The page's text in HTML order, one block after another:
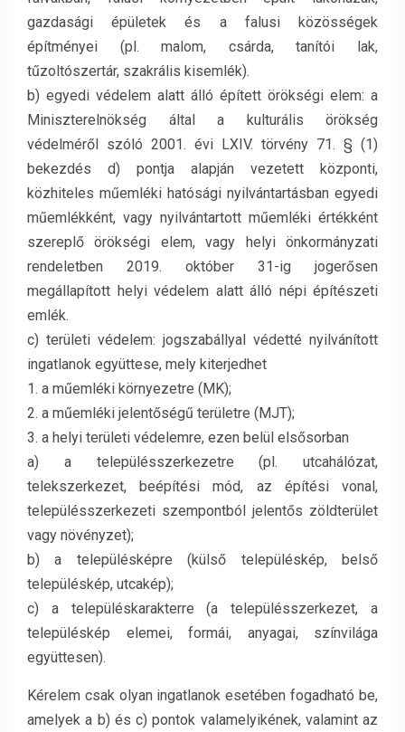
gazdasági épületek és a falusi közösségek
építményei (pl. malom, csárda, tanítói lak,
tűzoltószertár, szakrális kisemlék).
b) egyedi védelem alatt álló épített örökségi elem: a
Miniszterelnökség által a kulturális örökség
védelméről szóló 2001. évi LXIV. törvény 71. § (1)
bekezdés d) pontja alapján vezetett központi,
közhiteles műemléki hatósági nyilvántartásban egyedi
műemlékként, vagy nyilvántartott műemléki értékként
szereplő örökségi elem, vagy helyi önkormányzati
rendeletben 2019. október 31-ig jogerősen
megállapított helyi védelem alatt álló népi építészeti
emlék.
c) területi védelem: jogszabállyal védetté nyilvánított
ingatlanok együttese, mely kiterjedhet
1. a műemléki környezetre (MK);
2. a műemléki jelentőségű területre (MJT);
3. a helyi területi védelemre, ezen belül elsősorban
a) a településszerkezetre (pl. utcahálózat,
telekszerkezet, beépítési mód, az építési vonal,
településszerkezeti szempontból jelentős zöldterület
vagy növényzet);
b) a településképre (külső településkép, belső
településkép, utcakép);
c) a településkarakterre (a településszerkezet, a
településkép elemei, formái, anyagai, színvilága
együttesen).
Kérelem csak olyan ingatlanok esetében fogadható be,
amelyek a b) és c) pontok valamelyikének, valamint az